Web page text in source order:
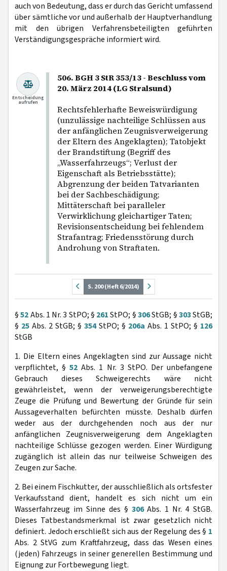
auch von Bedeutung, dass er durch das Gericht umfassend
über sämtliche vor und außerhalb der Hauptverhandlung
mit den übrigen Verfahrensbeteiligten geführten
Verständigungsgespräche informiert wird.
506. BGH 3 StR 353/13 - Beschluss vom
20. März 2014 (LG Stralsund)
Rechtsfehlerhafte Beweiswürdigung
(unzulässige nachteilige Schlüssen aus
der anfänglichen Zeugnisverweigerung
der Eltern des Angeklagten); Tatobjekt
der Brandstiftung (Begriff des
„Wasserfahrzeugs“; Verlust der
Eigenschaft als Betriebsstätte);
Abgrenzung der beiden Tatvarianten
bei der Sachbeschädigung;
Mittäterschaft bei paralleler
Verwirklichung gleichartiger Taten;
Revisionsentscheidung bei fehlendem
Strafantrag; Friedensstörung durch
Androhung von Straftaten.
Entscheidung
aufrufen
S. 200 (Heft 6/2014)
§52Abs. 1 Nr. 3 StPO; § 261StPO; §306StGB; §303StGB;
§ 25 Abs. 2 StGB; § 354StPO; § 206a Abs. 1 StPO; § 126
StGB
1. Die Eltern eines Angeklagten sind zur Aussage nicht
verpflichtet, §52 Abs. 1 Nr. 3 StPO. Der unbefangene
Gebrauch dieses Schweigerechts wäre nicht
gewährleistet, wenn der verweigerungsberechtigte
Zeuge die Prüfung und Bewertung der Gründe für sein
Aussageverhalten befürchten müsste. Deshalb dürfen
weder aus der durchgehenden noch aus der nur
anfänglichen Zeugnisverweigerung dem Angeklagten
nachteilige Schlüsse gezogen werden. Einer Würdigung
zugänglich ist allein das nur teilweise Schweigen des
Zeugen zur Sache.
2. Bei einem Fischkutter, der ausschließlich als ortsfester
Verkaufsstand dient, handelt es sich nicht um ein
Wasserfahrzeug im Sinne des § 306Abs. 1 Nr. 4 StGB.
Dieses Tatbestandsmerkmal ist zwar gesetzlich nicht
definiert. Jedoch erschließt sich aus der Regelung des § 1
Abs. 2 StVG zum Kraftfahrzeug, dass das Wesen eines
(jeden) Fahrzeugs in seiner generellen Bestimmung und
Eignung zur Fortbewegung liegt.